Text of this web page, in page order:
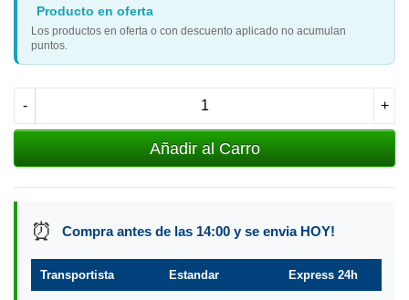
Producto en oferta
Los productos en oferta o con descuento aplicado no acumulan
puntos.
- +
Añadir al Carro
⏰ Compra antes de las 14:00 y se envia HOY!
Transportista Estandar Express 24h